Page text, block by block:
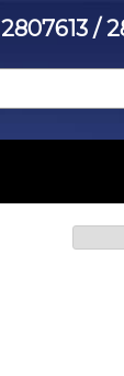
2807613 /